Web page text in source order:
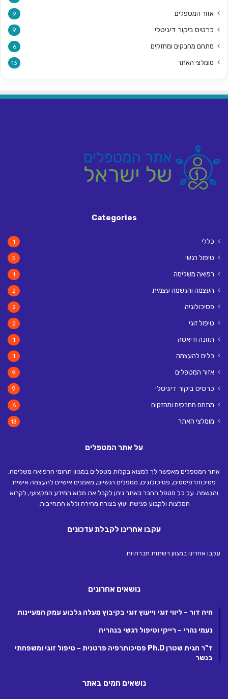
אזור המטפלים 9
כרטיס ביקור דיגיטלי 9
מתחם מחבקים ומחזקים 6
מומלצי האתר 13
Categories
כללי 1
טיפול רגשי 5
רפואה משלימה 1
העצמה והגשמה עצמית 2
פסיכולוגיה 2
טיפול זוגי 2
תזונה ודיאטה 1
כלים להעצמה 1
אזור המטפלים 9
כרטיס ביקור דיגיטלי 9
מתחם מחבקים ומחזקים 6
מומלצי האתר 13
על אתר המטפלים
אתר המטפלים מאפשר לך למצוא בקלות מטפלים במגוון תחומי הרפואה משלימה,
פסיכותרפיסטים, פסיכולוגים, מטפלים רגשיים, מאמנים אישיים להעצמה אישית
והגשמה. על כל מטפל החבר באתר ניתן לקבל את מלוא המידע המקצועי, לקרוא
המלצות ולקבוע פגישת יעוץ בצורה מהירה וללא התחייבות.
עקבו אחרינו לקבלת עדכונים
עקבו אחרינו במגוון רשתות חברתיות
נושאים אחרונים
חיה דור – ליווי זוגי וייעוץ זוגי בקיבוץ מעלה גלבוע עמק המעיינות
נעמי נהרי – רייקי וטיפול רגשי בנהריה
ד"ר חגית שטרן Ph.D פסיכותרפיה פרטנית – טיפול זוגי ומשפחתי
בנשר
נושאים חמים באתר